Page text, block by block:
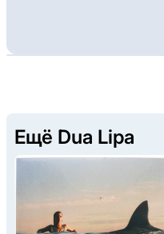
Ещё Dua Lipa